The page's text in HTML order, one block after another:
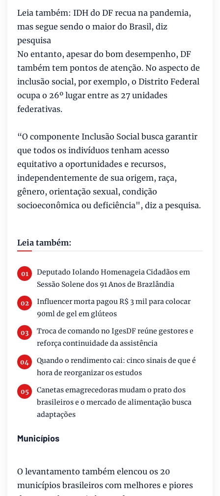
Leia também: IDH do DF recua na pandemia,
mas segue sendo o maior do Brasil, diz
pesquisa
No entanto, apesar do bom desempenho, DF
também tem pontos de atenção. No aspecto de
inclusão social, por exemplo, o Distrito Federal
ocupa o 26º lugar entre as 27 unidades
federativas.
“O componente Inclusão Social busca garantir
que todos os indivíduos tenham acesso
equitativo a oportunidades e recursos,
independentemente de sua origem, raça,
gênero, orientação sexual, condição
socioeconômica ou deficiência", diz a pesquisa.
Leia também:
Deputado Iolando Homenageia Cidadãos em
Sessão Solene dos 91 Anos de Brazlândia
Influencer morta pagou R$ 3 mil para colocar
90ml de gel em glúteos
Troca de comando no IgesDF reúne gestores e
reforça continuidade da assistência
Quando o rendimento cai: cinco sinais de que é
hora de reorganizar os estudos
Canetas emagrecedoras mudam o prato dos
brasileiros e o mercado de alimentação busca
adaptações
Municípios
O levantamento também elencou os 20
municípios brasileiros com melhores e piores